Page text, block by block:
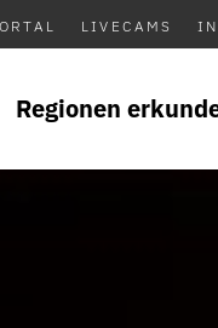
LIVECAMS
Regionen